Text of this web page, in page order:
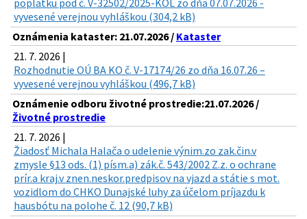
poplatku pod č. V-32502/2025-KOL zo dňa 07.07.2026 -
vyvesené verejnou vyhláškou (304,2 kB)
Oznámenia kataster: 21.07.2026 / Kataster
21. 7. 2026 |
Rozhodnutie OÚ BA KO č. V-17174/26 zo dňa 16.07.26 –
vyvesené verejnou vyhláškou (496,7 kB)
Oznámenie odboru životné prostredie:21.07.2026 /
Životné prostredie
21. 7. 2026 |
Žiadosť Michala Halača o udelenie výnim.zo zak.čin.v
zmysle §13 ods. (1) písm.a) zák.č. 543/2002 Z.z. o ochrane
prír.a kraj.v znen.neskor.predpisov na vjazd a státie s mot.
vozidlom do CHKO Dunajské luhy za účelom príjazdu k
hausbótu na polohe č. 12 (90,7 kB)